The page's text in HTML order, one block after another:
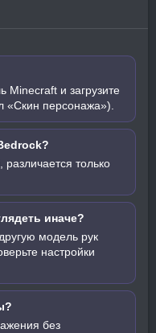
Minecraft и загрузите
«Скин персонажа»).
только
иначе?
модель рук
настройки
без